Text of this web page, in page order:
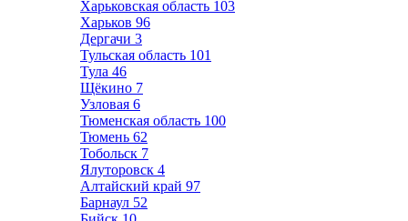
Харьковская область 103
Харьков 96
Дергачи 3
Тульская область 101
Тула 46
Щёкино 7
Узловая 6
Тюменская область 100
Тюмень 62
Тобольск 7
Ялуторовск 4
Алтайский край 97
Барнаул 52